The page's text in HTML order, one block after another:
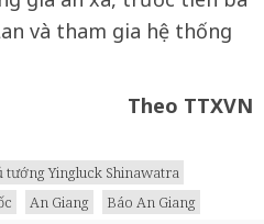
và tham gia hệ thống
Theo TTXVN
tướng Yingluck Shinawatra
An Giang Báo An Giang